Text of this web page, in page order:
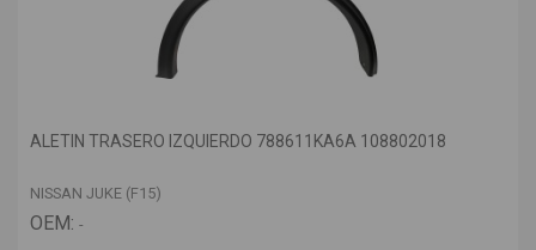
ALETIN TRASERO IZQUIERDO 788611KA6A 108802018
NISSAN JUKE (F15)
OEM: -